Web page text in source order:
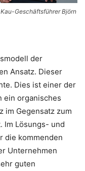
Geschäftsführer Björn
der
Ansatz. Dieser
Dies ist einer der
ein organisches
im Gegensatz zum
Im Lösungs- und
die kommenden
Unternehmen
guten